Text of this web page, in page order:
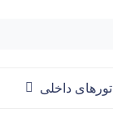
تورهای داخلی